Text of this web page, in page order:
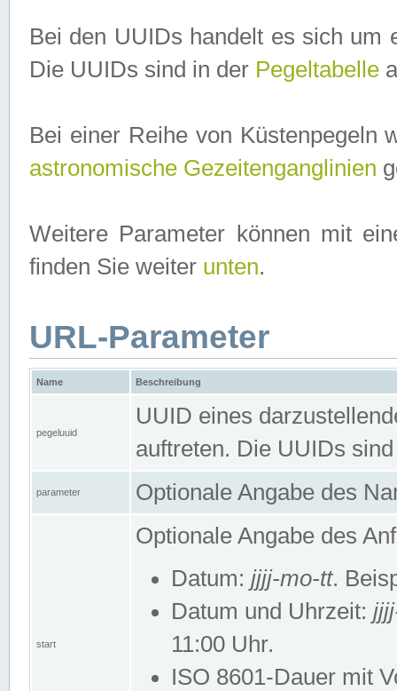
Bei den UUIDs handelt es sich um
Die UUIDs sind in der Pegeltabelle
Bei einer Reihe von Küstenpegeln
astronomische Gezeitenganglinien
Weitere Parameter können mit
finden Sie weiter unten.
URL-Parameter
Name Beschreibung
pegeluuid
UUID eines
auftreten. Die UUIDs
parameter Optionale Angabe des
start
Optionale Angabe des
Datum: jjjj-mo-tt.
Datum und Uhrzeit:
11:00 Uhr.
ISO 8601-Dauer mit